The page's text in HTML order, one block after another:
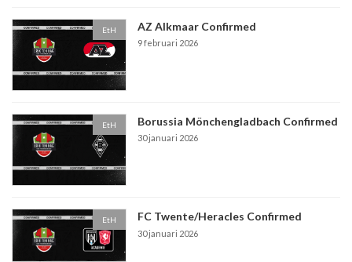
EtH AZ Alkmaar Confirmed
9 februari 2026
EtH Borussia Mönchengladbach Confirmed
30 januari 2026
EtH FC Twente/Heracles Confirmed
30 januari 2026